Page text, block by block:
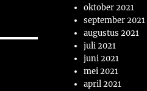
oktober 2021
september 2021
augustus 2021
juli 2021
juni 2021
mei 2021
april 2021